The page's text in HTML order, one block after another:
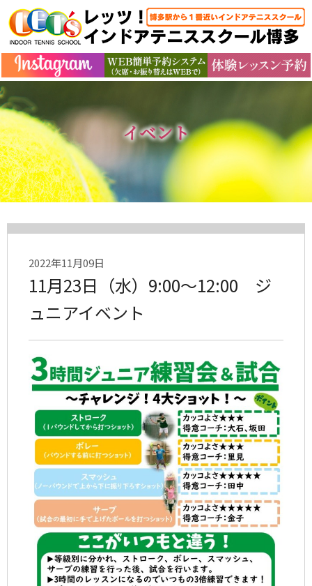
イベント
2022年11月09日
11月23日（水）9:00～12:00 ジ
ュニアイベント